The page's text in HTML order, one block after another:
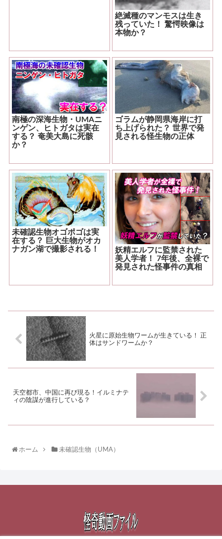
絶滅種のマンモスは生き
残っていた！ 驚愕映像は
本物か？
南極の深海生物・UMAニ
ンゲン、ヒトガタは実在
する？ 奄美大島に死骸
か？
ゴラムが静岡県海岸に打
ち上げられた？ 世界で発
見される怪生物の正体
未確認生物オゴポゴは実
在する？ 巨大生物がオカ
ナガン湖で撮影される！
妖精エルフに監禁された
美人学者！ 7年後、全裸で
発見された怪事件の真相
火星に原始生物ワームが生きている！ 正
体はサンドワームか？
天空都市、中国に再び現る！イルミナテ
ィの陰謀が進行している？
ホーム 未確認生物（UMA）